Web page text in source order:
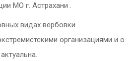
МО г. Астрахани .
видах вербовки
организациями и о